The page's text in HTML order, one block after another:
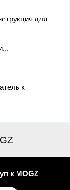
для
к
к MOGZ